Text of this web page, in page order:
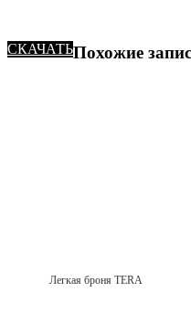
СКАЧАТЬПохожие
Легкая броня TERA